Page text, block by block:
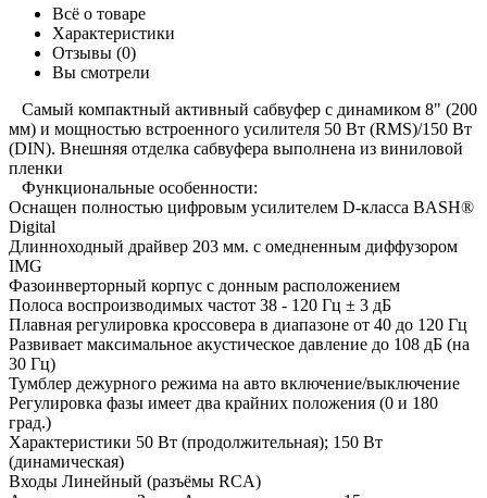
Всё о товаре
Характеристики
Отзывы (0)
Вы смотрели
Самый компактный активный сабвуфер с динамиком 8" (200
мм) и мощностью встроенного усилителя 50 Вт (RMS)/150 Вт
(DIN). Внешняя отделка сабвуфера выполнена из виниловой
пленки
Функциональные особенности:
Оснащен полностью цифровым усилителем D-класса BASH®
Digital
Длинноходный драйвер 203 мм. с омедненным диффузором
IMG
Фазоинверторный корпус с донным расположением
Полоса воспроизводимых частот 38 - 120 Гц ± 3 дБ
Плавная регулировка кроссовера в диапазоне от 40 до 120 Гц
Развивает максимальное акустическое давление до 108 дБ (на
30 Гц)
Тумблер дежурного режима на авто включение/выключение
Регулировка фазы имеет два крайних положения (0 и 180
град.)
Характеристики 50 Вт (продолжительная); 150 Вт
(динамическая)
Входы Линейный (разъёмы RCA)